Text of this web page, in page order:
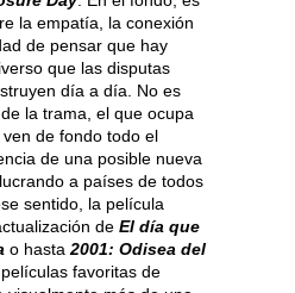
la empatía, la conexión
de pensar que hay
que las disputas
día a día. No es
la trama, el que ocupa
de fondo todo el
de una posible nueva
a países de todos
sentido, la película
de El día que
o hasta 2001: Odisea del
películas favoritas de